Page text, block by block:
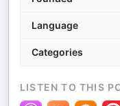
Language
Categories
LISTEN TO THIS